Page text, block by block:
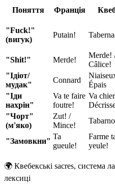
Поняття Франція
"Fuck!"
(вигук)
Putain!
"Shit!" Merde!
Merde!
Câlice!
"Ідіот/
мудак"
Connard
Épais
"Іди
нахрін"
Va te faire
foutre!
Va
"Чорт"
(м'яко)
Zut! /
Mince!
"Замовкни"
Ta
gueule!
Farme
yeule!
🌍 Квебекські sacres, система
лексиці